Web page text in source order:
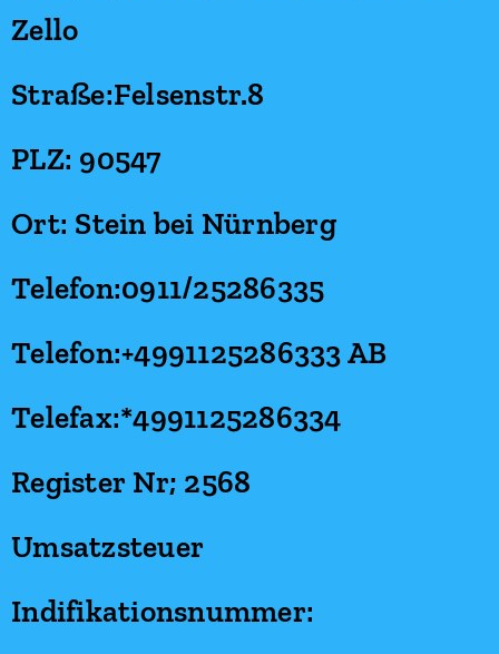
Zello
Straße:Felsenstr.8
PLZ: 90547
Ort: Stein bei Nürnberg
Telefon:0911/25286335
Telefon:+4991125286333 AB
Telefax:*4991125286334
Register Nr; 2568
Umsatzsteuer
Indifikationsnummer: